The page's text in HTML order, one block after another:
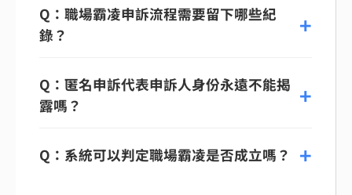
Q：職場霸凌申訴流程需要留下哪些紀
錄？
Q：匿名申訴代表申訴人身份永遠不能揭
露嗎？
Q：系統可以判定職場霸凌是否成立嗎？